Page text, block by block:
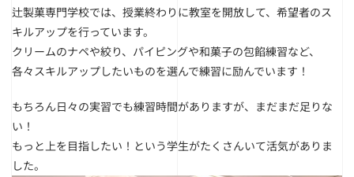
辻製菓専門学校では、授業終わりに教室を開放して、 希望者のス
キルアップを行っています。
クリームのナペや絞り、パイピングや和菓子の包餡練習など、
各々スキルアップしたいものを選んで練習に励んでいます！
もちろん日々の実習でも練習時間がありますが、まだまだ足りな
い！
もっと上を目指したい！という学生がたくさんいて活気がありま
した。